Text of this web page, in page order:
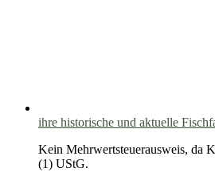
ihre historische und aktuelle
Kein Mehrwertsteuerausweis, da
(1) UStG.